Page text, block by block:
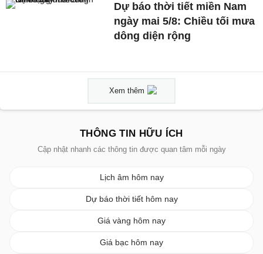
Dự báo thời tiết miền Nam
ngày mai 5/8: Chiều tối mưa
dông diện rộng
Xem thêm
THÔNG TIN HỮU ÍCH
Cập nhật nhanh các thông tin được quan tâm mỗi ngày
Lịch âm hôm nay
Dự báo thời tiết hôm nay
Giá vàng hôm nay
Giá bạc hôm nay